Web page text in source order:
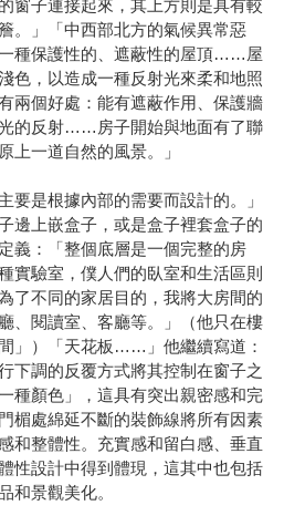
窗子連接起來，其上方則是具有較
。」「中西部北方的氣候異常惡
種保護性的、遮蔽性的屋頂……屋
色，以造成一種反射光來柔和地照
兩個好處：能有遮蔽作用、保護牆
的反射……房子開始與地面有了聯
上一道自然的風景。」
要是根據內部的需要而設計的。」
邊上嵌盒子，或是盒子裡套盒子的
義：「整個底層是一個完整的房
實驗室，僕人們的臥室和生活區則
不同的家居目的，我將大房間的
、閱讀室、客廳等。」（他只在樓
」）「天花板……」他繼續寫道：
下調的反覆方式將其控制在窗子之
種顏色」，這具有突出親密感和完
楣處綿延不斷的裝飾線將所有因素
和整體性。充實感和留白感、垂直
性設計中得到體現，這其中也包括
和景觀美化。